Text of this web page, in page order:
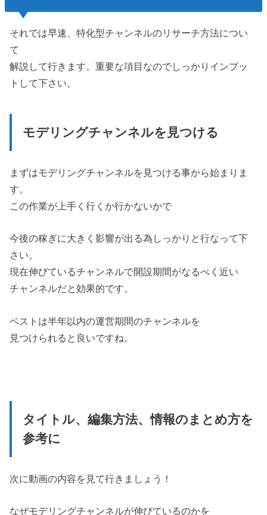
それでは早速、特化型チャンネルのリサーチ方法につい
て
解説して行きます。重要な項目なのでしっかりインプッ
トして下さい。
モデリングチャンネルを見つける
まずはモデリングチャンネルを見つける事から始まりま
す。
この作業が上手く行くか行かないかで
今後の稼ぎに大きく影響が出る為しっかりと行なって下
さい。
現在伸びているチャンネルで開設期間がなるべく近い
チャンネルだと効果的です。
ベストは半年以内の運営期間のチャンネルを
見つけられると良いですね。
タイトル、編集方法、情報のまとめ方を
参考に
次に動画の内容を見て行きましょう！
なぜモデリングチャンネルが伸びているのかを